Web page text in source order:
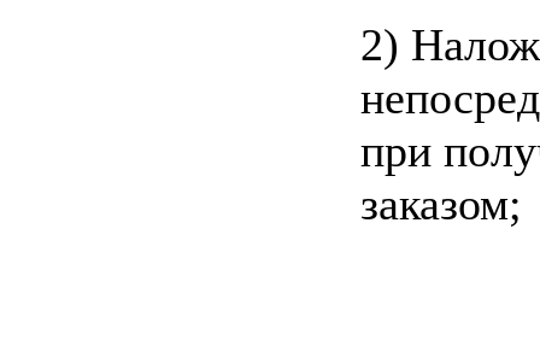
2)
при
заказом;